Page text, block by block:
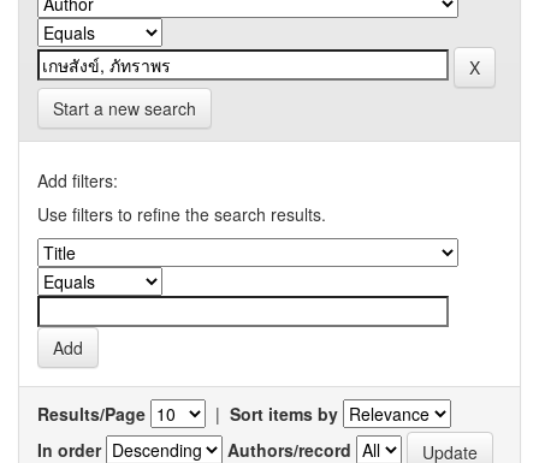
Start a new search
Add filters:
Use filters to refine the search results.
Results/Page | Sort items by
In order
Authors/record